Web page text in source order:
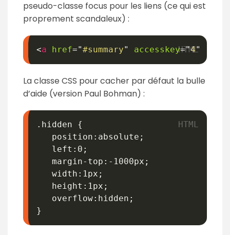
pseudo-classe focus pour les liens (ce qui est
proprement scandaleux) :
<a href="#summary" accesskey="4"
La classe CSS pour cacher par défaut la bulle
d’aide (version Paul Bohman) :
.hidden {
   position:absolute;
   left:0;
   margin-top:-1000px;
   width:1px;
   height:1px;
   overflow:hidden;
}